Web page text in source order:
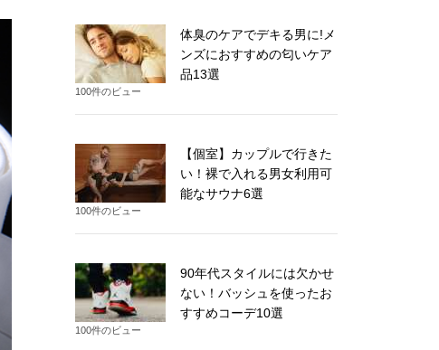
体臭のケアでデキる男に!メ
ンズにおすすめの匂いケア
品13選
100件のビュー
【個室】カップルで行きた
い！裸で入れる男女利用可
能なサウナ6選
100件のビュー
90年代スタイルには欠かせ
ない！バッシュを使ったお
すすめコーデ10選
100件のビュー